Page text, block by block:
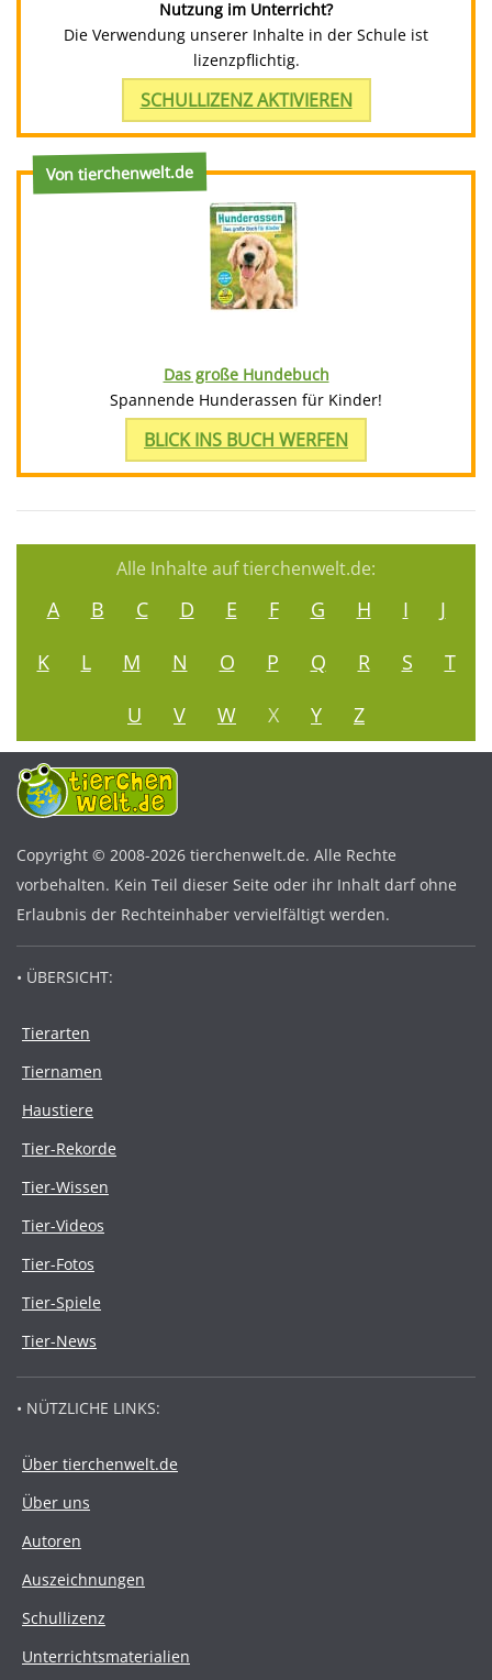
Nutzung im Unterricht?
Die Verwendung unserer Inhalte in der Schule ist
lizenzpflichtig.
SCHULLIZENZ AKTIVIEREN
Von tierchenwelt.de
Das große Hundebuch
Spannende Hunderassen für Kinder!
BLICK INS BUCH WERFEN
Alle Inhalte auf tierchenwelt.de:
A B C D E F G H I
J
K
L M N O P Q R S
T
U
V W X Y Z
Copyright © 2008-2026 tierchenwelt.de. Alle Rechte
vorbehalten. Kein Teil dieser Seite oder ihr Inhalt darf ohne
Erlaubnis der Rechteinhaber vervielfältigt werden.
• ÜBERSICHT:
Tierarten
Tiernamen
Haustiere
Tier-Rekorde
Tier-Wissen
Tier-Videos
Tier-Fotos
Tier-Spiele
Tier-News
• NÜTZLICHE LINKS:
Über tierchenwelt.de
Über uns
Autoren
Auszeichnungen
Schullizenz
Unterrichtsmaterialien